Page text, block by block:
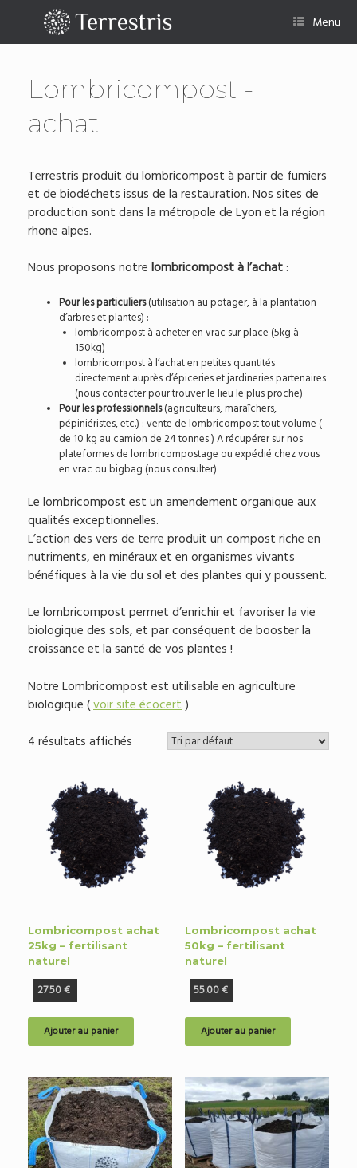
Menu
Lombricompost -
achat
Terrestris produit du lombricompost à partir de fumiers
et de biodéchets issus de la restauration. Nos sites de
production sont dans la métropole de Lyon et la région
rhone alpes.
Nous proposons notre lombricompost à l’achat:
Pour les particuliers(utilisation au potager, à la plantation
d’arbres et plantes) :
lombricompost à acheter en vrac sur place (5kg à
150kg)
lombricompost à l’achat en petites quantités
directement auprès d’épiceries et jardineries partenaires
(nous contacter pour trouver le lieu le plus proche)
Pour les professionnels(agriculteurs, maraîchers,
pépiniéristes, etc.) : vente de lombricompost tout volume (
de 10 kg au camion de 24 tonnes ) A récupérer sur nos
plateformes de lombricompostage ou expédié chez vous
en vrac ou bigbag (nous consulter)
Le lombricompost est un amendement organique aux
qualités exceptionnelles.
L’action des vers de terre produit un compost riche en
nutriments, en minéraux et en organismes vivants
bénéfiques à la vie du sol et des plantes qui y poussent.
Le lombricompost permet d’enrichir et favoriser la vie
biologique des sols, et par conséquent de booster la
croissance et la santé de vos plantes !
Notre Lombricompost est utilisable en agriculture
biologique (voir site écocert )
4 résultats affichés
Lombricompost achat
25kg – fertilisant
naturel
27.50€
Ajouter au panier
Lombricompost achat
50kg – fertilisant
naturel
55.00€
Ajouter au panier